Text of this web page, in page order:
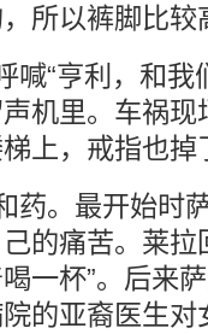
，所以裤脚
喊“亨利，和我
机里。车祸
梯上，戒指
药。最开始时
的痛苦。莱拉
一杯”。后来
的亚裔医生对